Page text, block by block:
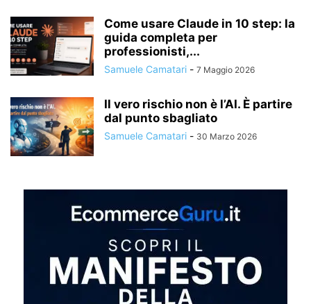
Come usare Claude in 10 step: la
guida completa per
professionisti,...
Samuele Camatari - 7 Maggio 2026
Il vero rischio non è l’AI. È partire
dal punto sbagliato
Samuele Camatari - 30 Marzo 2026